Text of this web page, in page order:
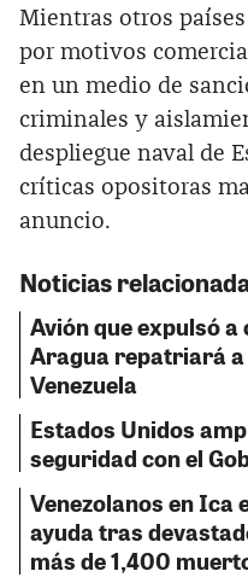
Mientras otros
por motivos
en un medio de
criminales y
despliegue naval de
críticas opositoras
anuncio.
Noticias
Avión que expulsó
Aragua repatriará a
Venezuela
Estados Unidos
seguridad con el
Venezolanos en Ica
ayuda tras
más de 1,400